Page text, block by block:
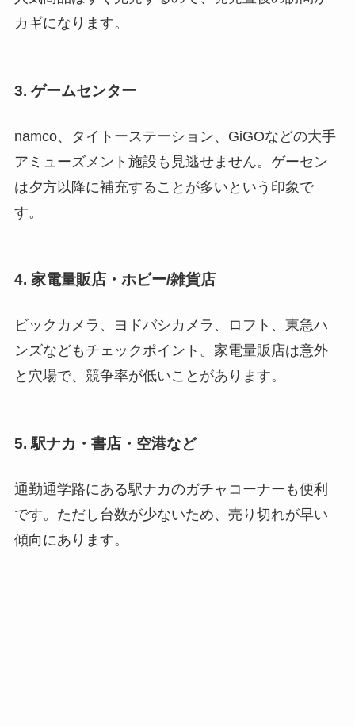
カギになります。
3. ゲームセンター
namco、タイトーステーション、GiGOなどの大手
アミューズメント施設も見逃せません。ゲーセン
は夕方以降に補充することが多いという印象で
す。
4. 家電量販店・ホビー/雑貨店
ビックカメラ、ヨドバシカメラ、ロフト、東急ハ
ンズなどもチェックポイント。家電量販店は意外
と穴場で、競争率が低いことがあります。
5. 駅ナカ・書店・空港など
通勤通学路にある駅ナカのガチャコーナーも便利
です。ただし台数が少ないため、売り切れが早い
傾向にあります。